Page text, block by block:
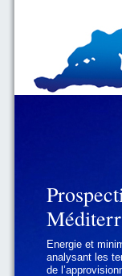
Energie et
analysant les
de
Géopolitique et
défis politiques
auxquels les